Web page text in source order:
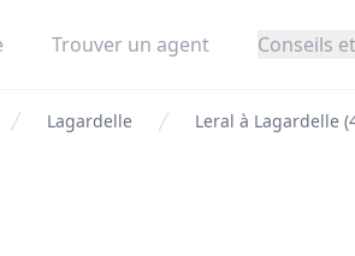
Trouver un agent Conseils
Lagardelle Leral à Lagardelle